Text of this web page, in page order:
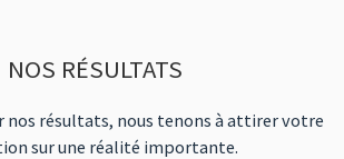
NOS RÉSULTATS
nos résultats, nous tenons à attirer votre
sur une réalité importante.